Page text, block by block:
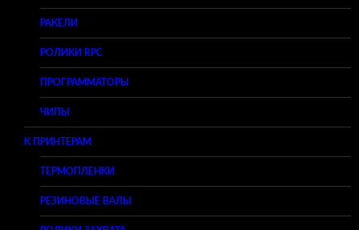
РАКЕЛИ
РОЛИКИ RPC
ПРОГРАММАТОРЫ
ЧИПЫ
К ПРИНТЕРАМ
ТЕРМОПЛЕНКИ
РЕЗИНОВЫЕ ВАЛЫ